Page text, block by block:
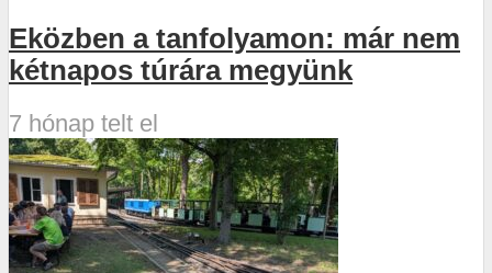
Eközben a tanfolyamon: már nem
kétnapos túrára megyünk
7 hónap telt el